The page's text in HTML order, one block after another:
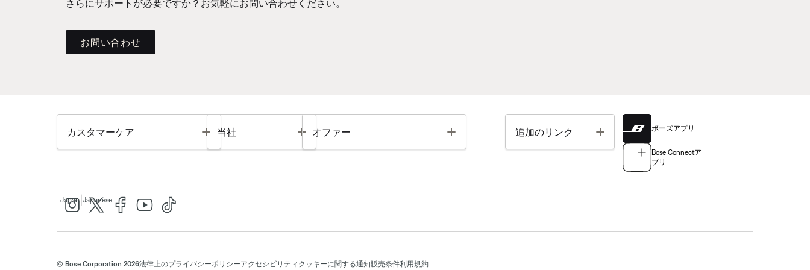
さらにサポートが必要ですか？お気軽にお問い合わせください。
お問い合わせ
カスタマーケア Toggle
当社 Toggle
オファー Toggle 追加のリンク Toggle ボーズアプリ
Bose Connectア
プリ
Japan Japanese
© Bose Corporation 2026法律上のプライバシーポリシーアクセシビリティ クッキーに関する通知販売条件利用規約